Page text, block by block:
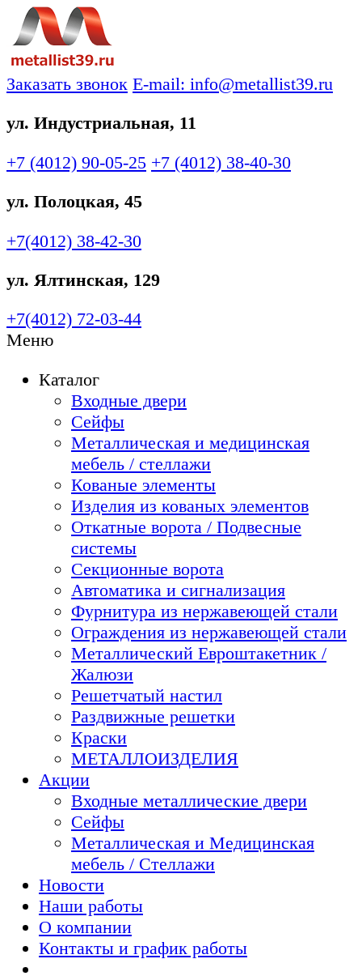
Заказать звонок E-mail: info@metallist39.ru
ул. Индустриальная, 11
+7 (4012) 90-05-25 +7 (4012) 38-40-30
ул. Полоцкая, 45
+7(4012) 38-42-30
ул. Ялтинская, 129
+7(4012) 72-03-44
Меню
Каталог
Входные двери
Сейфы
Металлическая и медицинская
мебель / стеллажи
Кованые элементы
Изделия из кованых элементов
Откатные ворота / Подвесные
системы
Секционные ворота
Автоматика и сигнализация
Фурнитура из нержавеющей стали
Ограждения из нержавеющей стали
Металлический Евроштакетник /
Жалюзи
Решетчатый настил
Раздвижные решетки
Краски
МЕТАЛЛОИЗДЕЛИЯ
Акции
Входные металлические двери
Сейфы
Металлическая и Медицинская
мебель / Стеллажи
Новости
Наши работы
О компании
Контакты и график работы